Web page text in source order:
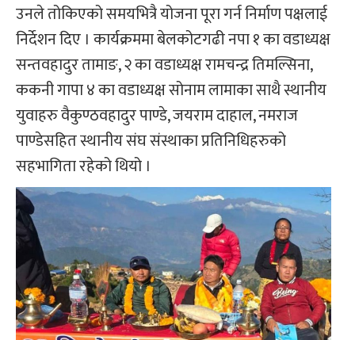
उनले तोकिएको समयभित्रै योजना पूरा गर्न निर्माण पक्षलाई
निर्देशन दिए । कार्यक्रममा बेलकोटगढी नपा १ का वडाध्यक्ष
सन्तवहादुर तामाङ, २ का वडाध्यक्ष रामचन्द्र तिमल्सिना,
ककनी गापा ४ का वडाध्यक्ष सोनाम लामाका साथै स्थानीय
युवाहरु वैकुण्ठवहादुर पाण्डे, जयराम दाहाल, नमराज
पाण्डेसहित स्थानीय संघ संस्थाका प्रतिनिधिहरुको
सहभागिता रहेको थियो ।